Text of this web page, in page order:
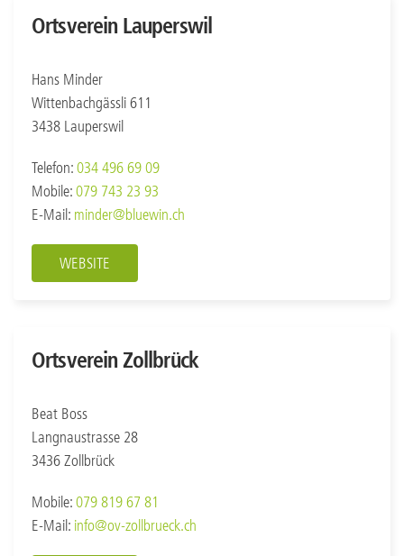
Ortsverein Lauperswil
Hans Minder
Wittenbachgässli 611
3438 Lauperswil
Telefon: 034 496 69 09
Mobile: 079 743 23 93
E-Mail: minder@bluewin.ch
WEBSITE
Ortsverein Zollbrück
Beat Boss
Langnaustrasse 28
3436 Zollbrück
Mobile: 079 819 67 81
E-Mail: info@ov-zollbrueck.ch